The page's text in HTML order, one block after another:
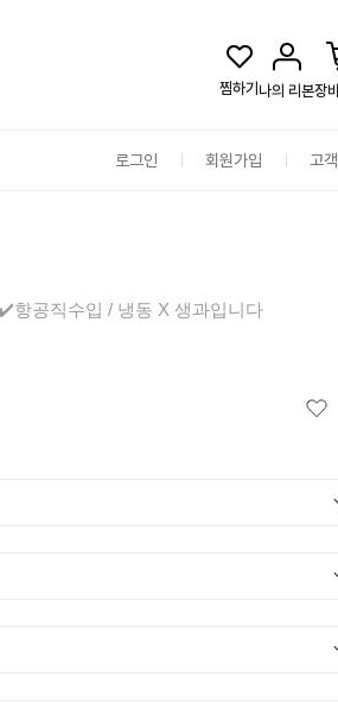
찜하기나의 리본장
로그인 회원가입 고
공직수입 / 냉동 X 생과입니다